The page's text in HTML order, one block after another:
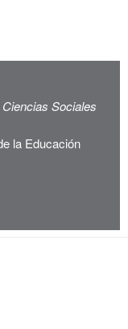
Sociales
la Educación